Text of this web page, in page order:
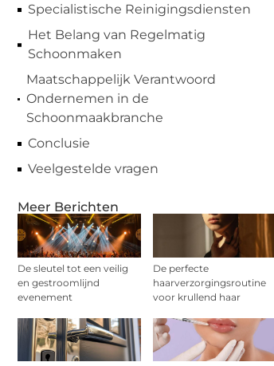
Specialistische Reinigingsdiensten
Het Belang van Regelmatig
Schoonmaken
Maatschappelijk Verantwoord
Ondernemen in de
Schoonmaakbranche
Conclusie
Veelgestelde vragen
Meer Berichten
De sleutel tot een veilig
en gestroomlijnd
evenement
De perfecte
haarverzorgingsroutine
voor krullend haar